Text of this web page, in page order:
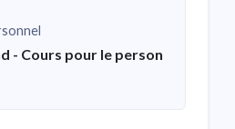
- Cours pour le personnel